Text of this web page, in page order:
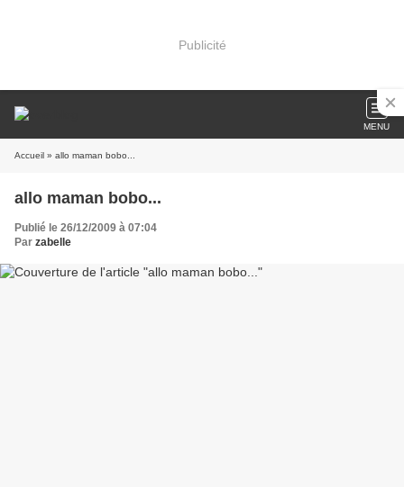
Publicité
MENU
Accueil » allo maman bobo...
allo maman bobo...
Publié le 26/12/2009 à 07:04
Par zabelle